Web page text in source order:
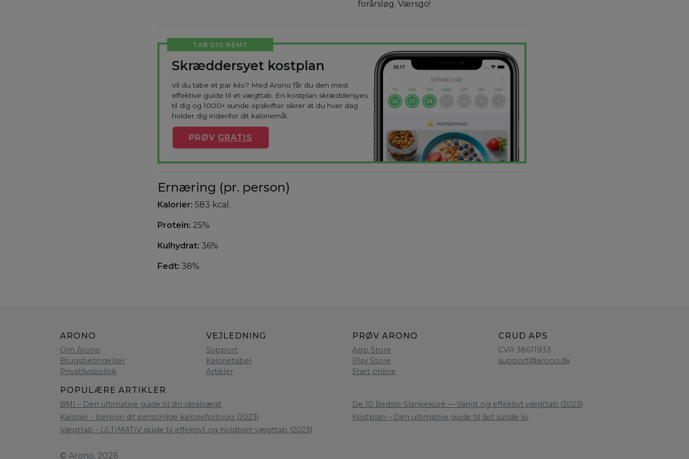
forårsløg. Værsgo!
TAB DIG NEMT
Skræddersyet kostplan
Vil du tabe et par kilo? Med Arono får du den mest
effektive guide til et vægttab. En kostplan skræddersyes
til dig og 1000+ sunde opskrifter sikrer at du hver dag
holder dig indenfor dit kaloriemål.
PRØV GRATIS
Ernæring (pr. person)
Kalorier: 583 kcal.
Protein: 25%
Kulhydrat: 36%
Fedt: 38%
ARONO
Om Arono
Brugsbetingelser
Privatlivspolitik
VEJLEDNING
Support
Kalorietabel
Artikler
PRØV ARONO
App Store
Play Store
Start online
CRUD APS
CVR 38611933
support@arono.dk
POPULÆRE ARTIKLER
BMI – Den ultimative guide til din idealvægt
Kalorier - beregn dit personlige kalorieforbrug (2023)
Vægttab - ULTIMATIV guide til effektivt og holdbart vægttab (2023)
De 10 Bedste Slankekure — Varigt og effektivt vægttab (2023)
Kostplan – Den ultimative guide til det sunde liv
© Arono, 2026